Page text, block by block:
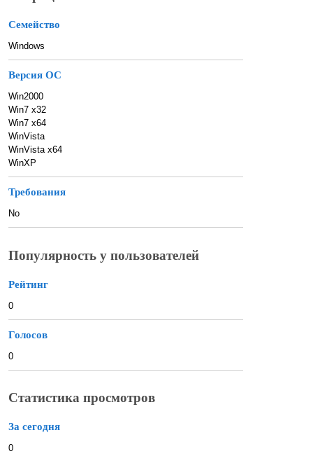
Семейство
Windows
Версия ОС
Win2000
Win7 x32
Win7 x64
WinVista
WinVista x64
WinXP
Требования
No
Популярность у пользователей
Рейтинг
0
Голосов
0
Статистика просмотров
За сегодня
0